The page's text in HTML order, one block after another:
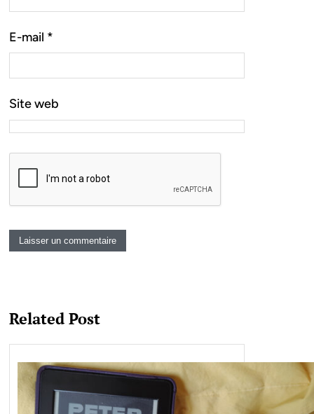
E-mail *
Site web
Related Post